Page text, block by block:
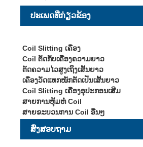
ປະເພດທີ່ກ່ຽວຂ້ອງ
Coil Slitting ເຄື່ອງ
Coil ຕັດກັບເຄື່ອງຄວາມຍາວ
ຕັດຄວາມໄວສູງເຖິງເສັ້ນຍາວ
ເຄື່ອງວັດແທກໜັກຕັດເປັນເສັ້ນຍາວ
Coil Slitting ເຄື່ອງອຸປະກອນເສີມ
ສາຍການຫຸ້ມຫໍ່ Coil
ສາຍຂະບວນການ Coil ອື່ນໆ
ສົ່ງສອບຖາມ